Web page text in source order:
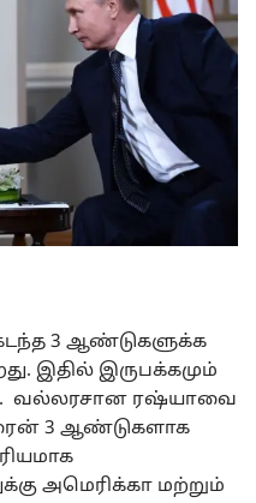
3 ஆண்டுகளுக்க
இதில் இருபக்கமும்
வல்லரசான ரஷ்யாவை
3 ஆண்டுகளாக
அமெரிக்கா மற்றும்